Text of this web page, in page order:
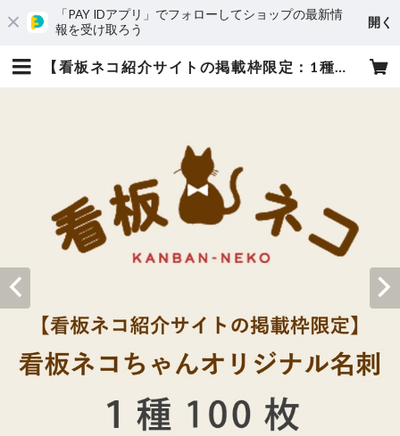
「PAY IDアプリ」でフォローしてショップの最新情
報を受け取ろう
開く
【看板ネコ紹介サイトの掲載枠限定：1種類・100枚】看板ネコちゃんオリジナル名刺（ニャにもん名刺）印刷 | nyanimon shop